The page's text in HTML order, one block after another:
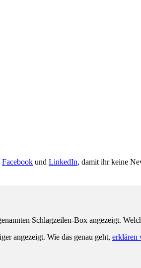
Facebook und LinkedIn, damit ihr keine
Schlagzeilen-Box angezeigt.
angezeigt. Wie das genau geht, erklären